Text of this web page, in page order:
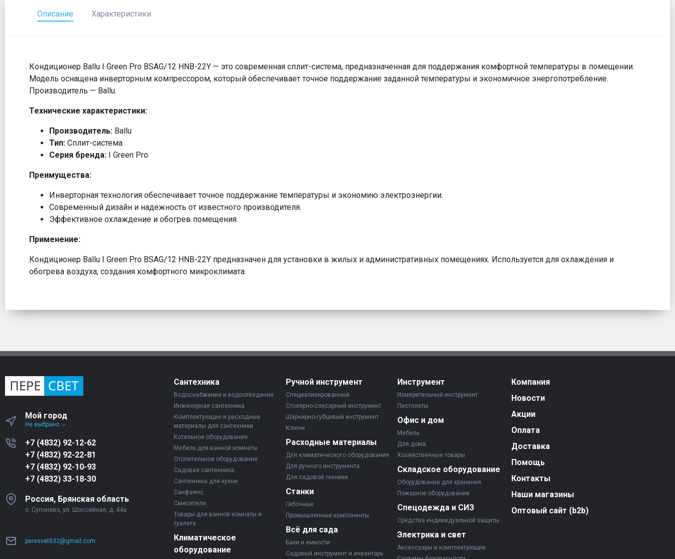
Описание Характеристики
Кондиционер Ballu I Green Pro BSAG/12 HNB-22Y — это современная сплит-система, предназначенная для поддержания комфортной температуры в помещении.
Модель оснащена инверторным компрессором, который обеспечивает точное поддержание заданной температуры и экономичное энергопотребление.
Производитель — Ballu.
Технические характеристики:
Производитель: Ballu
Тип: Сплит-система
Серия бренда: I Green Pro
Преимущества:
Инверторная технология обеспечивает точное поддержание температуры и экономию электроэнергии.
Современный дизайн и надежность от известного производителя.
Эффективное охлаждение и обогрев помещения.
Применение:
Кондиционер Ballu I Green Pro BSAG/12 HNB-22Y предназначен для установки в жилых и административных помещениях. Используется для охлаждения и
обогрева воздуха, создания комфортного микроклимата.
Мой город
Не выбрано
+7 (4832) 92-12-62
+7 (4832) 92-22-81
+7 (4832) 92-10-93
+7 (4832) 33-18-30
Россия, Брянская область
с. Супонево, ул. Шоссейная, д. 44а
peresvet032@gmail.com
Сантехника
Водоснабжение и водоотведение
Инженерная сантехника
Комплектующие и расходные
материалы для сантехники
Котельное оборудование
Мебель для ванной комнаты
Отопительное оборудование
Садовая сантехника
Сантехника для кухни
Санфаянс
Смесители
Товары для ванной комнаты и
туалета
Климатическое
оборудование
Ручной инструмент
Специализированный
Столярно-слесарный инструмент
Шарнирно-губцевый инструмент
Ключи
Расходные материалы
Для климатического оборудования
Для ручного инструмента
Для садовой техники
Станки
Гибочные
Промышленные компоненты
Всё для сада
Баки и емкости
Садовый инструмент и инвентарь
Инструмент
Измерительный инструмент
Пистолеты
Офис и дом
Мебель
Для дома
Хозяйственные товары
Складское оборудование
Оборудование для хранения
Пожарное оборудование
Спецодежда и СИЗ
Средства индивидуальной защиты
Электрика и свет
Аксессуары и комплектующие
Компания
Новости
Акции
Оплата
Доставка
Помощь
Контакты
Наши магазины
Оптовый сайт (b2b)